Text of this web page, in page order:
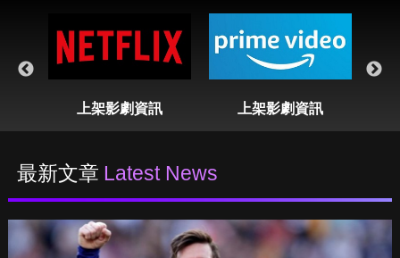
上架影劇資訊 上架影劇資訊